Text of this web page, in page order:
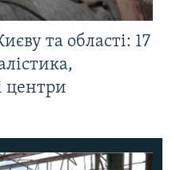
та області: 17
центри